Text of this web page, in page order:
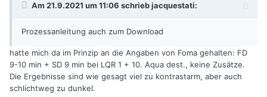
Am 21.9.2021 um 11:06 schriebjacquestati:
Prozessanleitung auch zum Download
hatte mich da im Prinzip an die Angaben von Foma gehalten: FD
9-10 min + SD 9 min bei LQR 1 + 10. Aqua dest., keine Zusätze.
Die Ergebnisse sind wie gesagt viel zu kontrastarm, aber auch
schlichtweg zu dunkel.